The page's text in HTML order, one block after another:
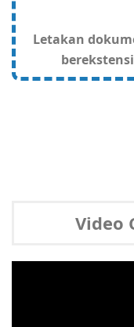
Letakan
Video